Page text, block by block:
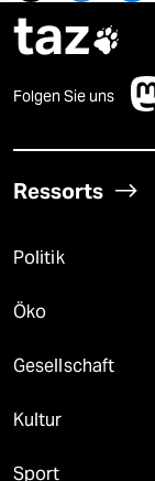
taz
Folgen Sie uns
Ressorts
Politik
Öko
Gesellschaft
Kultur
Sport